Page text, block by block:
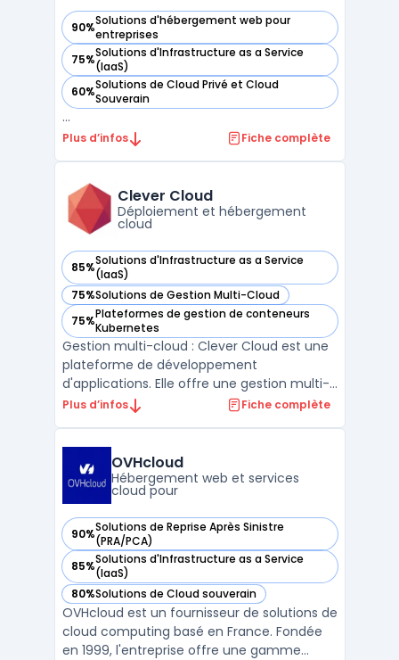
90%Solutions d'hébergement web pour
entreprises
— voir 1&1 IONOS dans cette catégorie
75%Solutions d'Infrastructure as a Service
(IaaS)
— voir 1&1 IONOS dans cette catégorie
60%Solutions de Cloud Privé et Cloud
Souverain
— voir 1&1 IONOS dans cette catégorie
...
Plus d’infos Fiche complète
Clever Cloud
Déploiement et hébergement
cloud
85%Solutions d'Infrastructure as a Service
(IaaS)
— voir Clever Cloud dans cette catégorie
75%Solutions de Gestion Multi-Cloud
— voir Clever Cloud dans cette catégorie
75%Plateformes de gestion de conteneurs
Kubernetes
— voir Clever Cloud dans cette catégorie
Gestion multi-cloud : Clever Cloud est une
plateforme de développement
d'applications. Elle offre une gestion multi-
cloud automatique pour les infrastructures
Clever Cloud, les développeurs peuvent
facilement déployer leurs ap ...
Plus d’infos Fiche complète
OVHcloud
Hébergement web et services
cloud pour
90%Solutions de Reprise Après Sinistre
(PRA/PCA)
— voir OVHcloud dans cette catégorie
85%Solutions d'Infrastructure as a Service
(IaaS)
— voir OVHcloud dans cette catégorie
80%Solutions de Cloud souverain
— voir OVHcloud dans cette catégorie
OVHcloud est un fournisseur de solutions de
cloud computing basé en France. Fondée
en 1999, l'entreprise offre une gamme